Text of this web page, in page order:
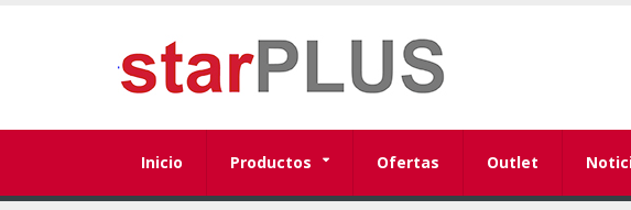
Inicio Productos Ofertas Outlet